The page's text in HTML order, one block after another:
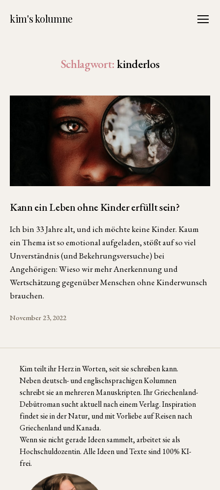
kim's kolumne
Schlagwort: kinderlos
Kann ein Leben ohne Kinder erfüllt sein?
Ich bin 33 Jahre alt, und ich möchte keine Kinder. Kaum
ein Thema ist so emotional aufgeladen, stößt auf so viel
Unverständnis (und Bekehrungsversuche) bei
Angehörigen: Wieso wir mehr Anerkennung und
Wertschätzung gegenüber Menschen ohne Kinderwunsch
brauchen.
November 23, 2022
Kim teilt ihr Herz in Worten, seit sie schreiben kann.
Neben deutsch- und englischsprachigen Kolumnen
schreibt sie an mehreren Manuskripten. Ihr Griechenland-
Debütroman sucht aktuell nach einem Verlag. Inspiration
findet sie in der Natur, und mit Vorliebe auf Reisen nach
Griechenland und Kanada.
Wenn sie nicht gerade Ideen sammelt, arbeitet sie als
Hochschuldozentin. Alle Ideen und Texte sind 100% KI-
frei.